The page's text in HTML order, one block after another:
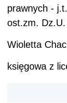
prawnych -
ost.zm.
Wioletta
księgowa z